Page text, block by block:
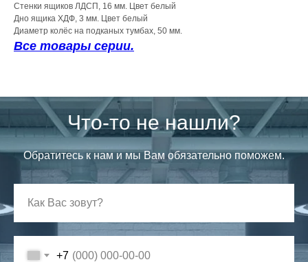
Стенки ящиков ЛДСП, 16 мм. Цвет белый
Дно ящика ХДФ, 3 мм. Цвет белый
Диаметр колёс на подканых тумбах, 50 мм.
Все товары серии.
Что-то не нашли?
Обратитесь к нам и мы Вам обязательно поможем.
+7